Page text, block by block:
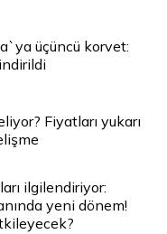
üçüncü korvet:
Fiyatları yukarı
ilgilendiriyor:
yeni dönem!